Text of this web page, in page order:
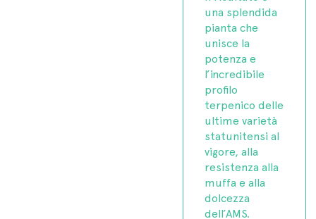
una splendida
pianta che
unisce la
potenza e
l’incredibile
profilo
terpenico delle
ultime varietà
statunitensi al
vigore, alla
resistenza alla
muffa e alla
dolcezza
dell’AMS.